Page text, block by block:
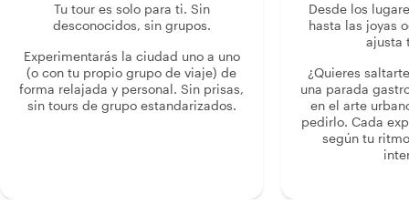
Tu tour es solo para ti. Sin
desconocidos, sin grupos.
Experimentarás la ciudad uno a uno
(o con tu propio grupo de viaje) de
forma relajada y personal. Sin prisas,
sin tours de grupo estandarizados.
Desde los
hasta las joyas
ajusta
¿Quieres
una parada
en el arte
pedirlo. Cada
según tu